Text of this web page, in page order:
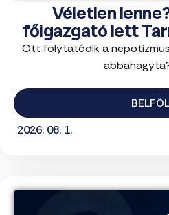
Véletlen
főigazgató lett
Ott folytatódik a
2026. 08. 1.